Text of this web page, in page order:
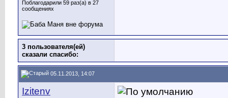
Поблагодарили 59 раз(а) в 27
сообщениях
3 пользователя(ей)
сказали cпасибо:
05.11.2013, 14:07
Izitenv